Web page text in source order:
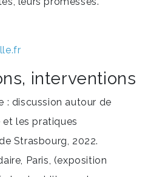
interventions
: discussion autour de
et les pratiques
Strasbourg, 2022.
Paris, (exposition